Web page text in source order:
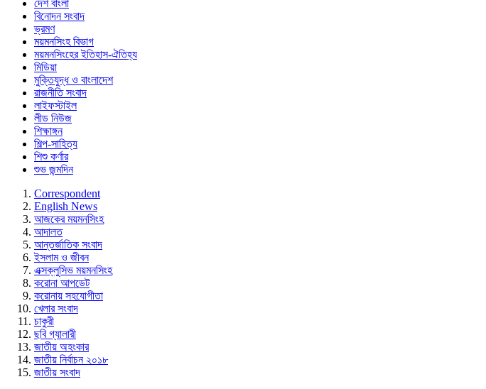
দেশ বাংলা
বিনোদন সংবাদ
ভ্রমণ
ময়মনসিংহ বিভাগ
ময়মনসিংহের ইতিহাস-ঐতিহ্য
মিডিয়া
মুক্তিযুদ্ধ ও বাংলাদেশ
রাজনীতি সংবাদ
লাইফস্টাইল
লীড নিউজ
শিক্ষাঙ্গন
শিল্প-সাহিত্য
শিশু কর্ণার
শুভ জন্মদিন
Correspondent
English News
আজকের ময়মনসিংহ
আদালত
আন্তর্জাতিক সংবাদ
ইসলাম ও জীবন
এক্সক্লুসিভ ময়মনসিংহ
করোনা আপডেট
করোনায় সহযোগীতা
খেলার সংবাদ
চাকুরী
ছবি গ্যালারী
জাতীয় অহংকার
জাতীয় নির্বাচন ২০১৮
জাতীয় সংবাদ